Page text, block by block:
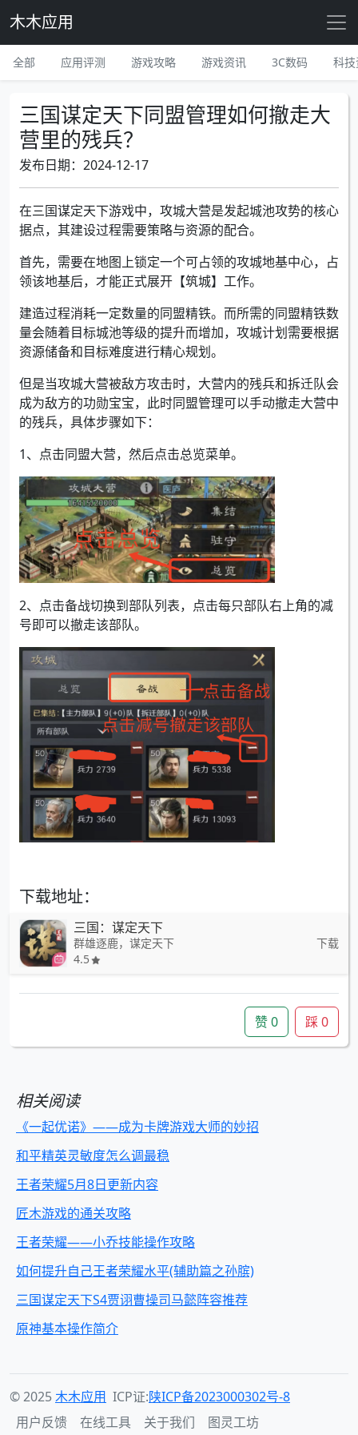
木木应用
全部 应用评测 游戏攻略 游戏资讯 3C数码 科
三国谋定天下同盟管理如何撤走大
营里的残兵？
发布日期：2024-12-17
在三国谋定天下游戏中，攻城大营是发起城池攻势的核心
据点，其建设过程需要策略与资源的配合。
首先，需要在地图上锁定一个可占领的攻城地基中心，占
领该地基后，才能正式展开【筑城】工作。
建造过程消耗一定数量的同盟精铁。而所需的同盟精铁数
量会随着目标城池等级的提升而增加，攻城计划需要根据
资源储备和目标难度进行精心规划。
但是当攻城大营被敌方攻击时，大营内的残兵和拆迁队会
成为敌方的功勋宝宝，此时同盟管理可以手动撤走大营中
的残兵，具体步骤如下：
1、点击同盟大营，然后点击总览菜单。
2、点击备战切换到部队列表，点击每只部队右上角的减
号即可以撤走该部队。
下载地址：
三国：谋定天下
群雄逐鹿，谋定天下
4.5
下载
赞0 踩0
相关阅读
《一起优诺》——成为卡牌游戏大师的妙招
和平精英灵敏度怎么调最稳
王者荣耀5月8日更新内容
匠木游戏的通关攻略
王者荣耀——小乔技能操作攻略
如何提升自己王者荣耀水平(辅助篇之孙膑)
三国谋定天下S4贾诩曹操司马懿阵容推荐
原神基本操作简介
© 2025木木应用 ICP证:陕ICP备2023000302号-8
用户反馈
在线工具 关于我们 图灵工坊